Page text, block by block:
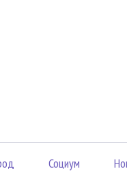
Социум